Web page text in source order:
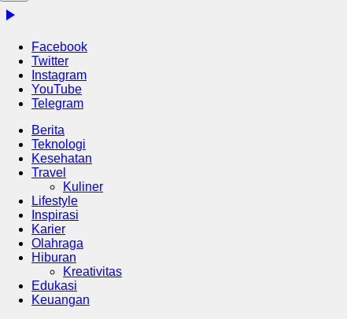
Facebook
Twitter
Instagram
YouTube
Telegram
Berita
Teknologi
Kesehatan
Travel
Kuliner
Lifestyle
Inspirasi
Karier
Olahraga
Hiburan
Kreativitas
Edukasi
Keuangan